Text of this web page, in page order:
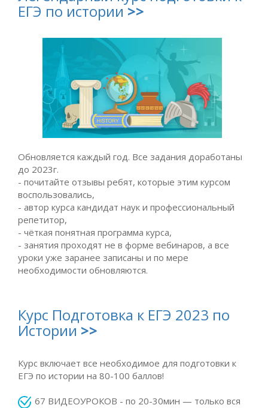
ЕГЭ по истории>>
Обновляется каждый год. Все задания доработаны
до 2023г.
- почитайте отзывы ребят, которые этим курсом
воспользовались,
- автор курса кандидат наук и профессиональный
репетитор,
- чёткая понятная программа курса,
- занятия проходят не в форме вебинаров, а все
уроки уже заранее записаны и по мере
необходимости обновляются.
Курс Подготовка к ЕГЭ 2023 по
Истории >>
Курс включает все необходимое для подготовки к
ЕГЭ по истории на 80-100 баллов!
67 ВИДЕОУРОКОВ - по 20-30мин — только вся